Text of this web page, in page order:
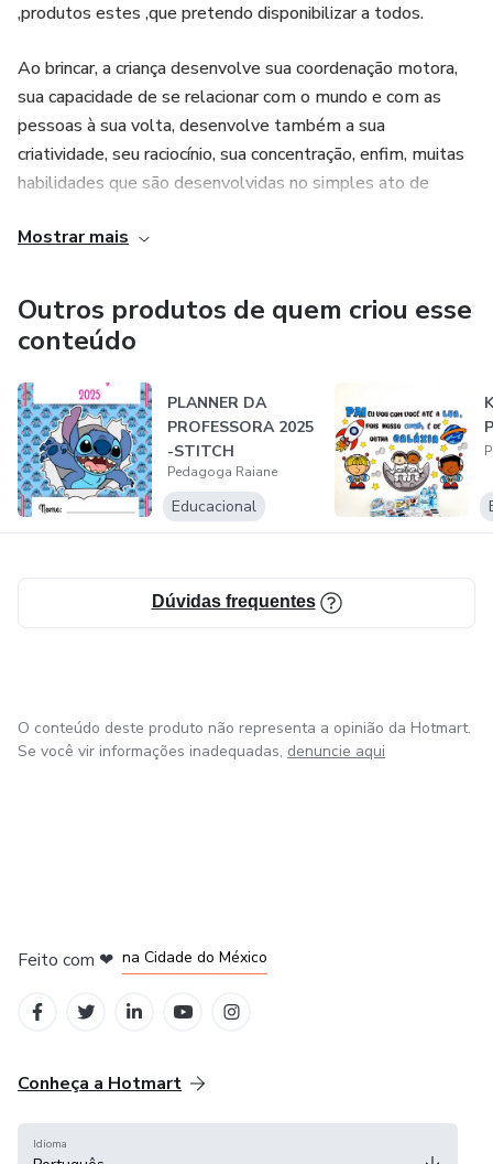
,produtos estes ,que pretendo disponibilizar a todos.
Ao brincar, a criança desenvolve sua coordenação motora,
sua capacidade de se relacionar com o mundo e com as
pessoas à sua volta, desenvolve também a sua
criatividade, seu raciocínio, sua concentração, enfim, muitas
habilidades que são desenvolvidas no simples ato de
NATURAL!
Aviso Importante
🚫 Proibido:
❌ Qualquer prática de SPAM.
❌ Anúncios com promessas falsas ou exageradas.
❌ Se passar por produtor do material .
Mostrar mais
Outros produtos de quem criou esse
conteúdo
PLANNER DA
PROFESSORA 2025
-STITCH
Pedagoga Raiane
Educacional
Dúvidas frequentes
O conteúdo deste produto não representa a opinião da Hotmart.
Se você vir informações inadequadas, denuncie aqui
Feito com ❤ na Cidade do México
Conheça a Hotmart
Idioma